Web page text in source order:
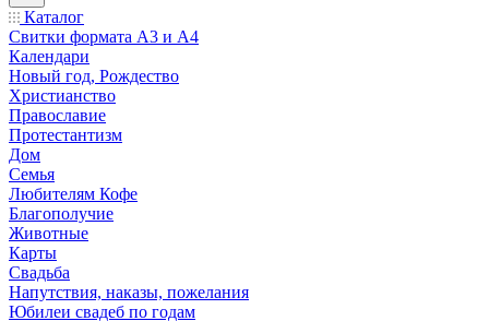
Каталог
Свитки формата А3 и А4
Календари
Новый год, Рождество
Христианство
Православие
Протестантизм
Дом
Семья
Любителям Кофе
Благополучие
Животные
Карты
Свадьба
Напутствия, наказы, пожелания
Юбилеи свадеб по годам